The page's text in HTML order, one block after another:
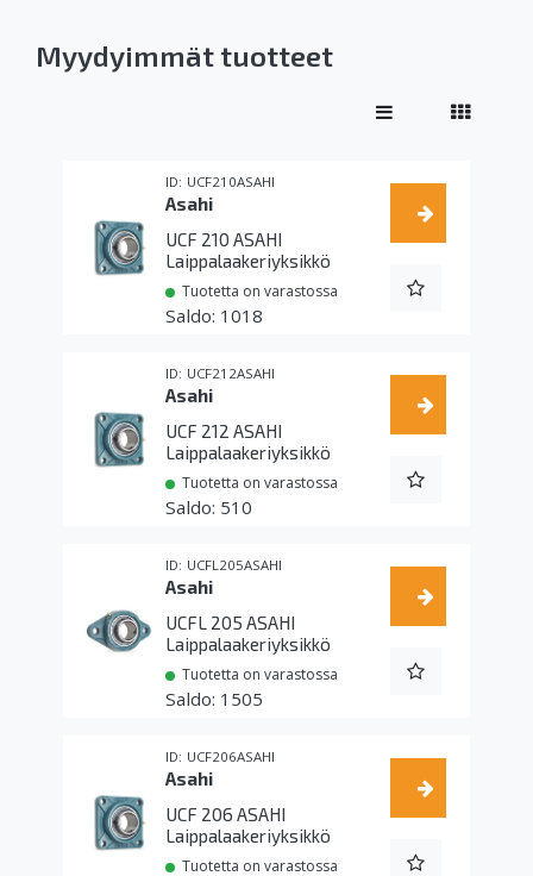
Myydyimmät tuotteet
UCF210ASAHI
Asahi
UCF 210 ASAHI
Laippalaakeriyksikkö
Tuotetta on varastossa
1018
UCF212ASAHI
Asahi
UCF 212 ASAHI
Laippalaakeriyksikkö
Tuotetta on varastossa
510
UCFL205ASAHI
Asahi
UCFL 205 ASAHI
Laippalaakeriyksikkö
Tuotetta on varastossa
1505
UCF206ASAHI
Asahi
UCF 206 ASAHI
Laippalaakeriyksikkö
Tuotetta on varastossa